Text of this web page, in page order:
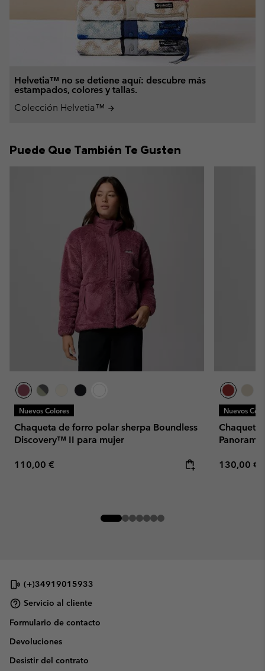
Helvetia™ no se detiene aquí: descubre más
estampados, colores y tallas.
Colección Helvetia™ arrow_forward
Puede Que También Te Gusten
Nuevos Colores
Chaqueta de forro polar sherpa Boundless
Discovery™ II para mujer
Regular price:
110,00 €
Nuevos
Chaqueta
Regular
130,00 €
(+)34919015933
Servicio al cliente
Formulario de contacto
Devoluciones
Desistir del contrato